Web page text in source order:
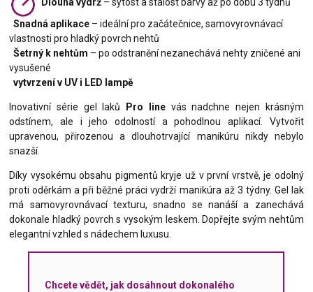
Snadná aplikace – ideální pro začátečnice, samovyrovnávací
vlastnosti pro hladký povrch nehtů
Šetrný k nehtům – po odstranění nezanechává nehty zničené ani
vysušené
vytvrzení v UV i LED lampě
Inovativní série gel laků Pro linevás nadchne nejen krásným
odstínem, ale i jeho odolností a pohodlnou aplikací. Vytvořit
upravenou, přirozenou a dlouhotrvající manikúru nikdy nebylo
snazší.
Díky vysokému obsahu pigmentů kryje už v první vrstvě, je odolný
proti oděrkám a při běžné práci vydrží manikúra až 3 týdny. Gel lak
má samovyrovnávací texturu, snadno se nanáší a zanechává
dokonale hladký povrch s vysokým leskem. Dopřejte svým nehtům
elegantní vzhled s nádechem luxusu.
Chcete vědět, jak dosáhnout dokonalého